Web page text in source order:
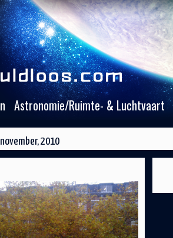
Astronomie/Ruimte- & Luchtvaart
2010